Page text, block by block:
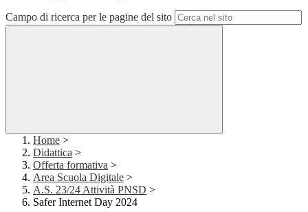
Campo di ricerca per le pagine del sito
Home >
Didattica >
Offerta formativa >
Area Scuola Digitale >
A.S. 23/24 Attività PNSD >
Safer Internet Day 2024